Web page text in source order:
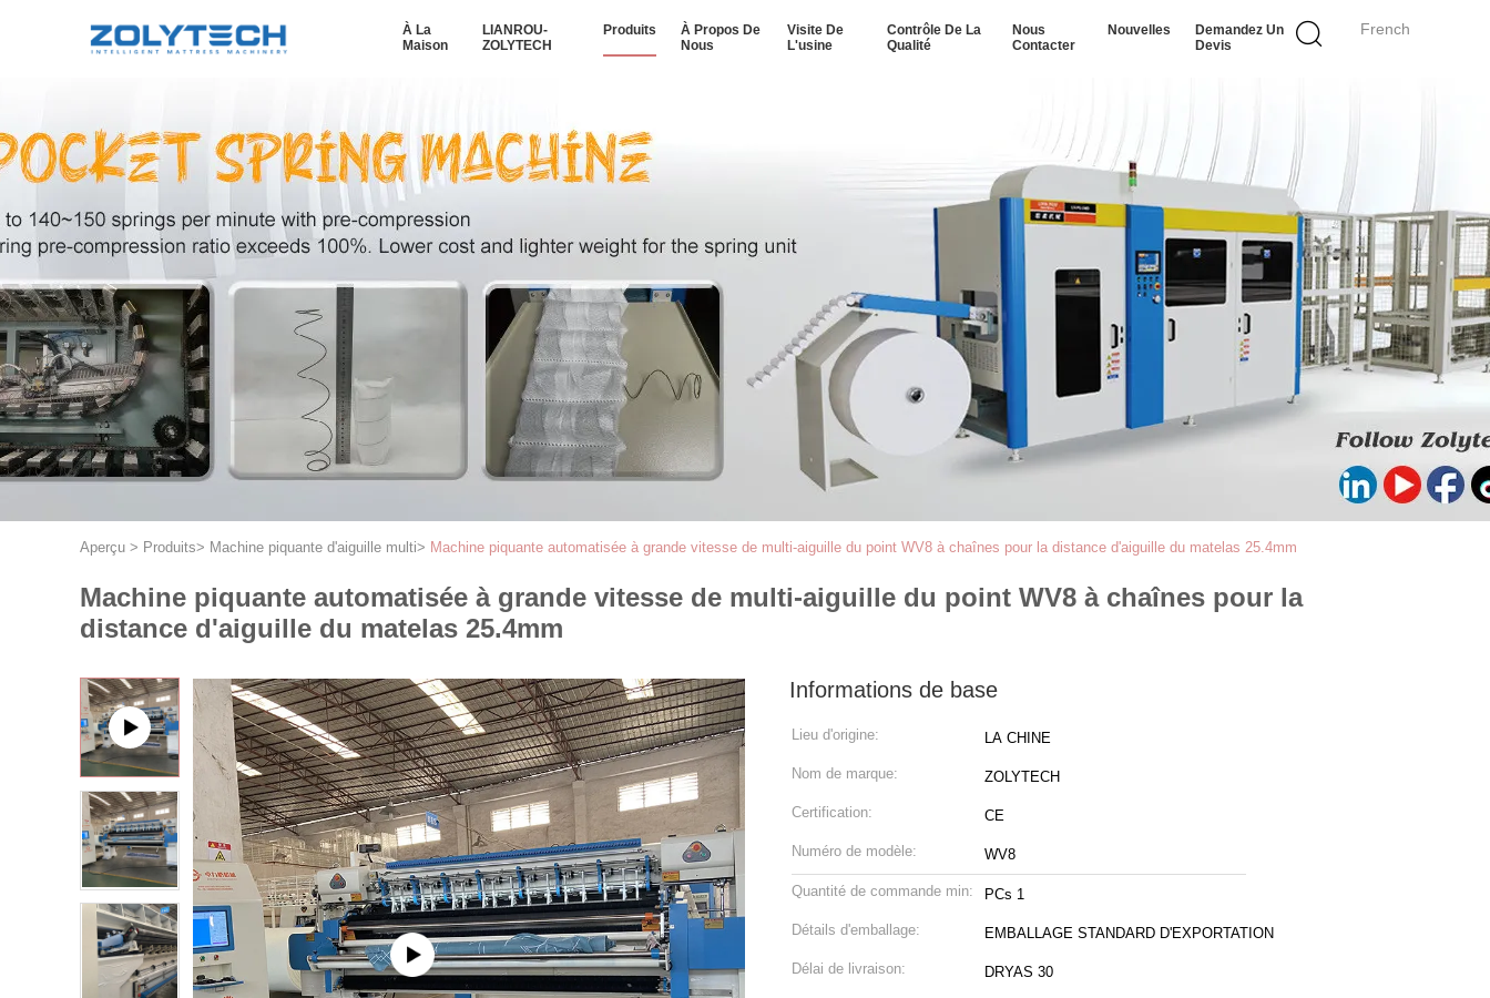
French
À La
Maison
LIANROU-
ZOLYTECH
Produits
À Propos De
Nous
Visite De
L'usine
Contrôle De La
Qualité
Nous
Contacter
Nouvelles
Demandez Un
Devis
Aperçu > Produits> Machine piquante d'aiguille multi> Machine piquante automatisée à grande vitesse de multi-aiguille du point WV8 à chaînes pour la distance d'aiguille du matelas 25.4mm
Machine piquante automatisée à grande vitesse de multi-aiguille du point WV8 à chaînes pour la
distance d'aiguille du matelas 25.4mm
Informations de base
Lieu d'origine: LA CHINE
Nom de marque: ZOLYTECH
Certification: CE
Numéro de modèle: WV8
Quantité de commande min: PCs 1
Détails d'emballage: EMBALLAGE STANDARD D'EXPORTATION
Délai de livraison: DRYAS 30